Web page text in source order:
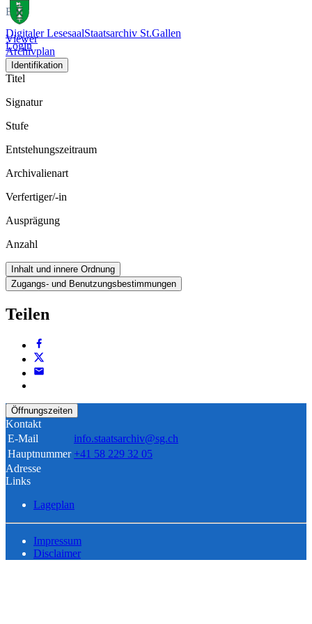
Digitaler LesesaalStaatsarchiv St.Gallen
Login
Bild
Viewer
Archivplan
Identifikation
Titel
Signatur
Stufe
Entstehungszeitraum
Archivalienart
Verfertiger/-in
Ausprägung
Anzahl
Inhalt und innere Ordnung
Zugangs- und Benutzungsbestimmungen
Teilen
Öffnungszeiten
Kontakt
E-Mail
info.staatsarchiv@sg.ch
Hauptnummer +41 58 229 32 05
Adresse
Links
Lageplan
Impressum
Disclaimer